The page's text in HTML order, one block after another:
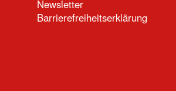
Newsletter
Barrierefreiheitserklärung